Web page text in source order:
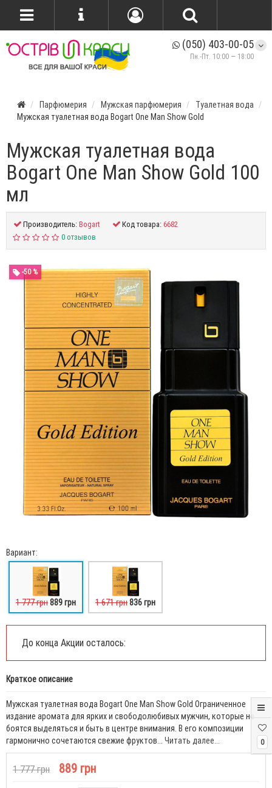
0
(050) 403-00-05
Пн.-Пт. 10:00 — 18:00
Парфюмерия Мужская парфюмерия
Туалетная вода
Мужская туалетная вода Bogart One Man Show Gold
Мужская туалетная вода
Bogart One Man Show Gold 100
мл
Производитель:Bogart Код товара:6682
0 отзывов
-50 %
Вариант:
1 777 грн889 грн 1 671 грн836 грн
До конца Акции осталось:
Краткое описание
Мужская туалетная вода Bogart One Man Show Gold Ограниченное
издание аромата для ярких и свободолюбивых мужчин, которые не
боятся выделяться и быть в центре внимания. В его композиции
гармонично сочетаются свежие фруктов... Читать далее...
1 777 грн 889 грн